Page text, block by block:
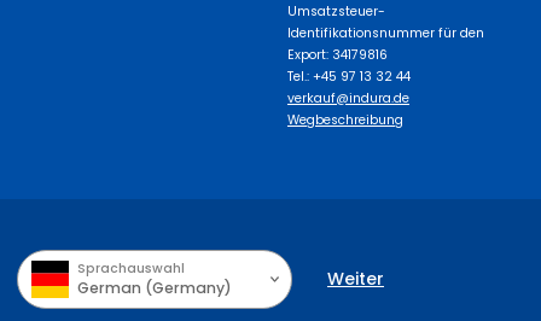
Umsatzsteuer-
Identifikationsnummer für den
Export: 34179816
Tel.: +45 97 13 32 44
verkauf@indura.de
Wegbeschreibung
Sprachauswahl
German (Germany) Weiter